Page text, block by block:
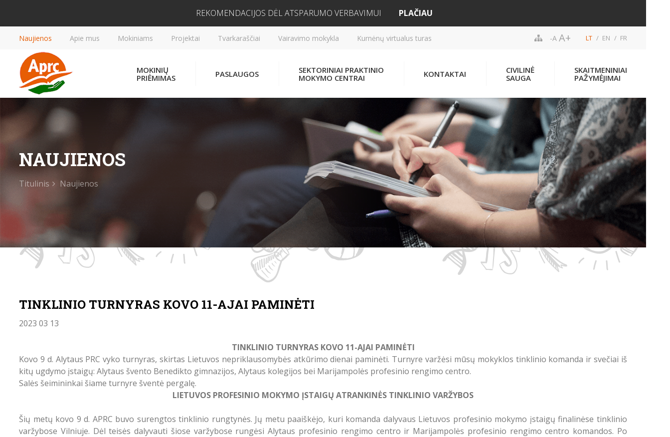
REKOMENDACIJOS DĖL ATSPARUMO VERBAVIMUI PLAČIAU
Naujienos Apie mus Mokiniams Projektai Tvarkaraščiai Vairavimo mokykla Kurnėnų virtualus turas -A A+ LT EN FR
MOKINIŲ
PRIĖMIMAS
PASLAUGOS
SEKTORINIAI PRAKTINIO
MOKYMO CENTRAI
KONTAKTAI
CIVILINĖ
SAUGA
SKAITMENINIAI
PAŽYMĖJIMAI
NAUJIENOS
Titulinis Naujienos
TINKLINIO TURNYRAS KOVO 11-AJAI PAMINĖTI
2023 03 13
TINKLINIO TURNYRAS KOVO 11-AJAI PAMINĖTI
Kovo 9 d. Alytaus PRC vyko turnyras, skirtas Lietuvos nepriklausomybės atkūrimo dienai paminėti. Turnyre varžėsi mūsų mokyklos tinklinio komanda ir svečiai iš
kitų ugdymo įstaigų: Alytaus švento Benedikto gimnazijos, Alytaus kolegijos bei Marijampolės profesinio rengimo centro.
Salės šeimininkai šiame turnyre šventė pergalę.
LIETUVOS PROFESINIO MOKYMO ĮSTAIGŲ ATRANKINĖS TINKLINIO VARŽYBOS
Šių metų kovo 9 d. APRC buvo surengtos tinklinio rungtynės. Jų metu paaiškėjo, kuri komanda dalyvaus Lietuvos profesinio mokymo įstaigų finalinėse tinklinio
varžybose Vilniuje. Dėl teisės dalyvauti šiose varžybose rungėsi Alytaus profesinio rengimo centro ir Marijampolės profesinio rengimo centro komandos. Po